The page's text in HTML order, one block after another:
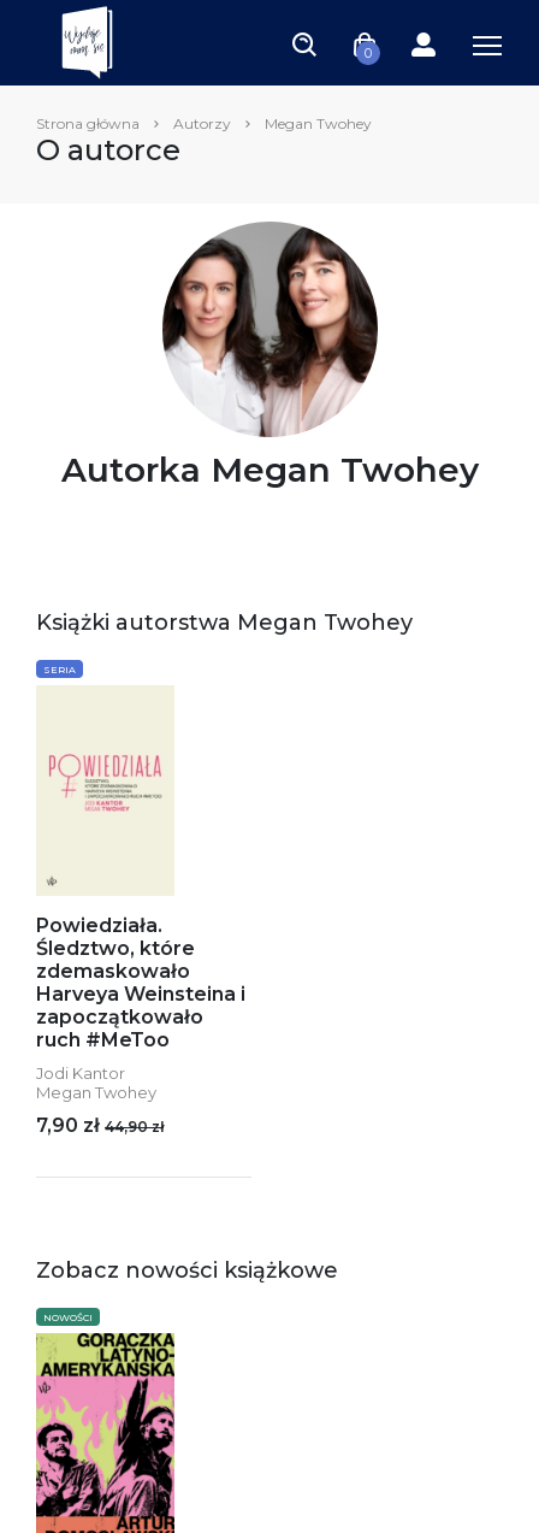
0
Strona główna Autorzy Megan Twohey
O autorce
Autorka Megan Twohey
Książki autorstwa Megan Twohey
SERIA
Powiedziała.
Śledztwo, które
zdemaskowało
Harveya Weinsteina i
zapoczątkowało
ruch #MeToo
Jodi Kantor
Megan Twohey
7,90 zł 44,90 zł
Zobacz nowości książkowe
NOWOŚCI